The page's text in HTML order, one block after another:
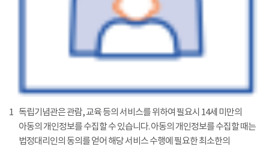
1 독립기념관은 관람, 교육 등의 서비스를 위하여 필요시 14세 미만의
아동의 개인정보를 수집할 수 있습니다. 아동의 개인정보를 수집할 때는
법정대리인의 동의를 얻어 해당 서비스 수행에 필요한 최소한의